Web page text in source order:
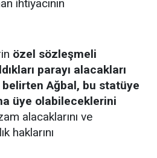
ihtiyacının
özel sözleşmeli
parayı alacakları
belirten Ağbal, bu statüye
üye olabileceklerini
alacaklarını ve
haklarını